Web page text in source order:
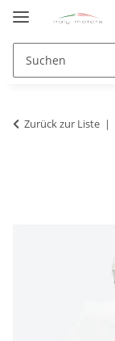
Zurück zur Liste